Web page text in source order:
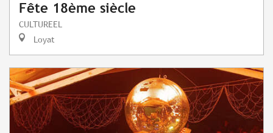
Fête 18ème siècle
CULTUREEL
Loyat